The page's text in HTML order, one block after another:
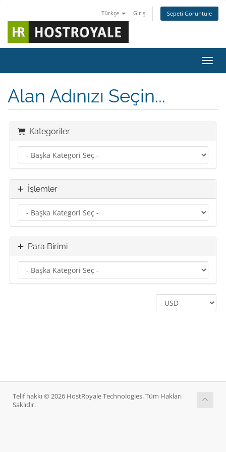
Türkçe Giriş Sepeti Görüntüle
Alan Adınızı Seçin...
Kategoriler
İşlemler
Para Birimi
Telif hakkı © 2026 HostRoyale Technologies. Tüm Hakları
Saklıdır.